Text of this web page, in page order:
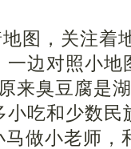
图，关注着
边对照小地
来臭豆腐是
吃和少数民
马做小老师，